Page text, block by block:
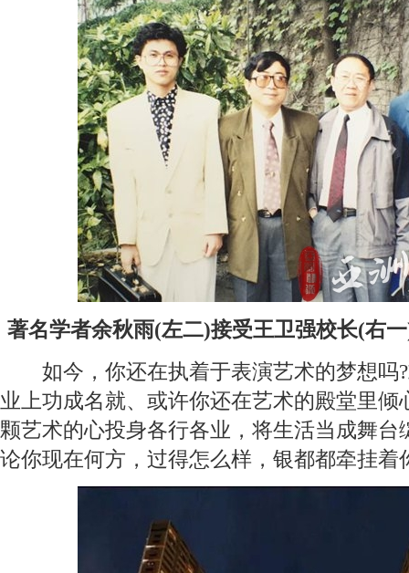
著名学者余秋雨(左二)接受王卫强校长(右
如今，你还在执着于表演艺术的梦想吗?
业上功成名就、或许你还在艺术的殿堂里倾
颗艺术的心投身各行各业，将生活当成舞
论你现在何方，过得怎么样，银都都牵挂着